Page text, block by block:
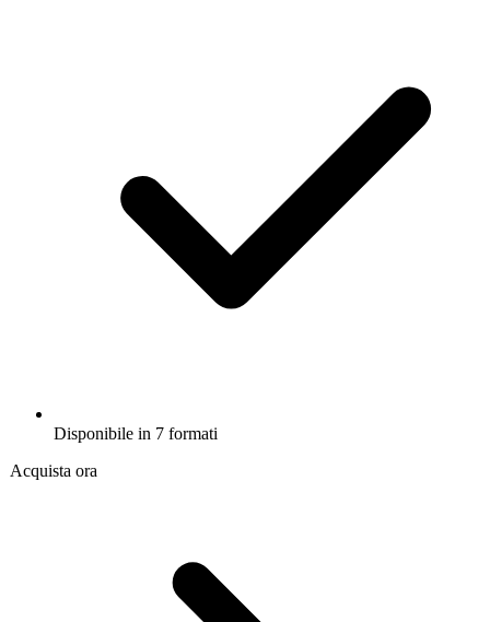
Disponibile in 7 formati
Acquista ora